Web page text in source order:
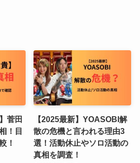
菅田
！目
！
【2025最新】YOASOBI解
散の危機と言われる理由3
選！活動休止やソロ活動の
真相を調査！